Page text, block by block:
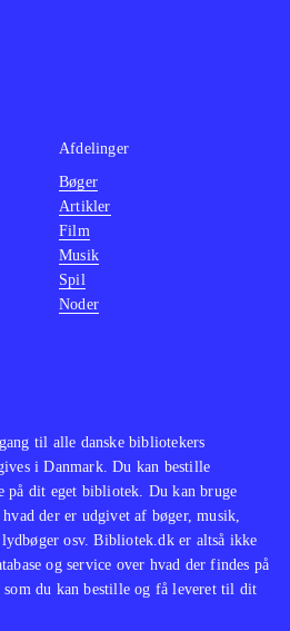
til alle danske bibliotekers
i Danmark. Du kan bestille
på dit eget bibliotek. Du kan bruge
der er udgivet af bøger, musik,
osv. Bibliotek.dk er altså ikke
og service over hvad der findes på
du kan bestille og få leveret til dit
Afdelinger
Bøger
Artikler
Film
Musik
Spil
Noder